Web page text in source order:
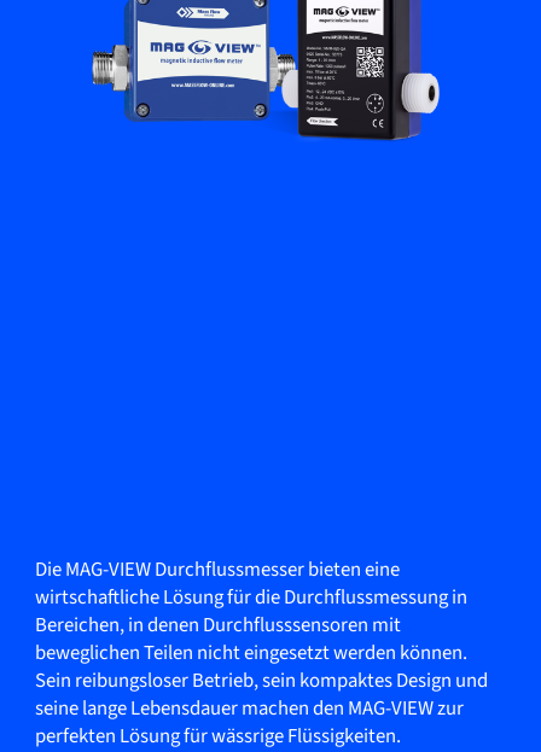
Kontakt aufnehmen
Die MAG-VIEW Durchflussmesser bieten eine
wirtschaftliche Lösung für die Durchflussmessung in
Bereichen, in denen Durchflusssensoren mit
beweglichen Teilen nicht eingesetzt werden können.
Sein reibungsloser Betrieb, sein kompaktes Design und
seine lange Lebensdauer machen den MAG-VIEW zur
perfekten Lösung für wässrige Flüssigkeiten.